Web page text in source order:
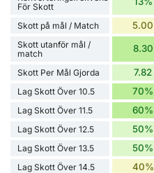
För Skott
Skott på mål / Match 5.00
Skott utanför mål /
match
8.30
Skott Per Mål Gjorda 7.82
Lag Skott Över 10.5 70%
Lag Skott Över 11.5 60%
Lag Skott Över 12.5 50%
Lag Skott Över 13.5 50%
Lag Skott Över 14.5 40%